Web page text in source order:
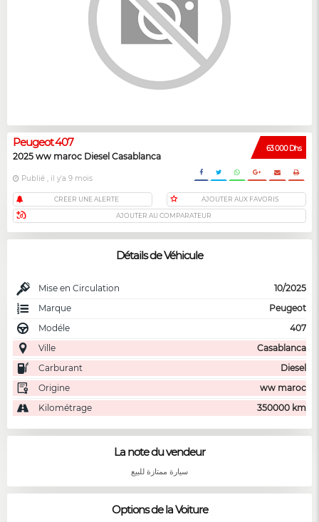
63 000 Dhs
Peugeot 407
2025 ww maroc Diesel Casablanca
Publié , il y'a 9 mois
CRÉER UNE ALERTE AJOUTER AUX FAVORIS
AJOUTER AU COMPARATEUR
Détails de Véhicule
Mise en Circulation
10/2025
Marque
Peugeot
Modéle
407
Ville
Casablanca
Carburant
Diesel
Origine
ww maroc
Kilométrage
350000 km
La note du vendeur
سيارة ممتازة للبيع
Options de la Voiture